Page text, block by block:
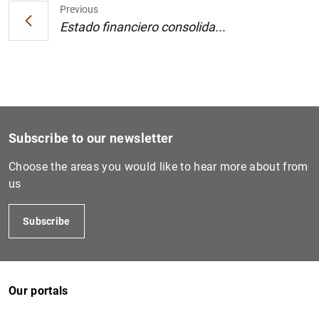
Previous
Estado financiero consolida...
1 2
Subscribe to our newsletter
Choose the areas you would like to hear more about from
us
Subscribe
Our portals